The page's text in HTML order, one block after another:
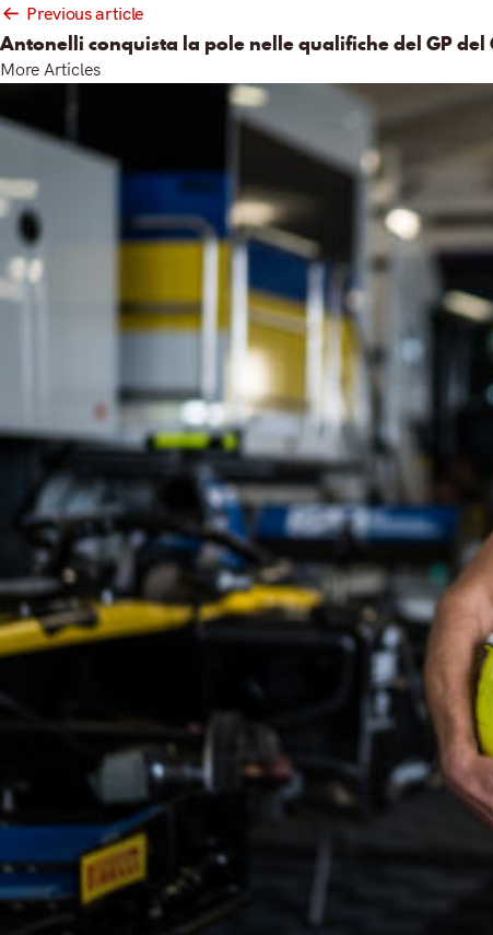
Post
navigation
Previous article
Antonelli conquista la pole nelle qualifiche del GP del
More Articles